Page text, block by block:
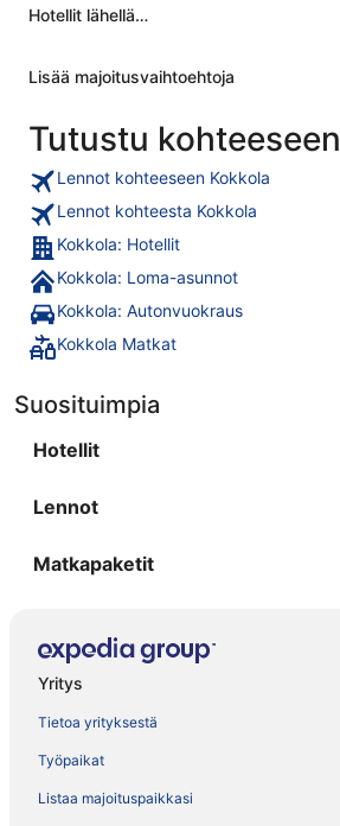
Hotellit lähellä…
Lisää majoitusvaihtoehtoja
Tutustu kohteeseen
Lennot kohteeseen Kokkola
Lennot kohteesta Kokkola
Kokkola: Hotellit
Kokkola: Loma-asunnot
Kokkola: Autonvuokraus
Kokkola Matkat
Suosituimpia
Hotellit
Lennot
Matkapaketit
Yritys
Tietoa yrityksestä
Työpaikat
Listaa majoituspaikkasi